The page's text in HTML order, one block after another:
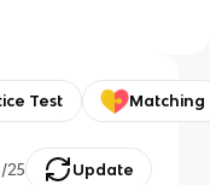
Test Matching
25 Update